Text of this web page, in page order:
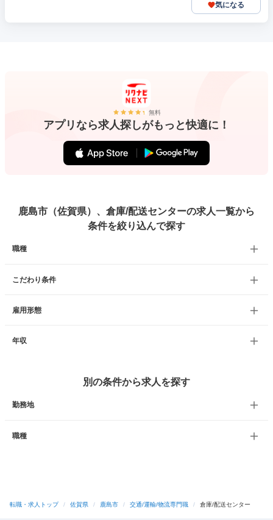
気になる
無料
アプリなら求人探しがもっと快適に！
鹿島市（佐賀県）、倉庫/配送センターの求人一覧から
条件を絞り込んで探す
職種
こだわり条件
雇用形態
年収
別の条件から求人を探す
勤務地
職種
転職・求人トップ / 佐賀県 / 鹿島市 / 交通/運輸/物流専門職 / 倉庫/配送センター